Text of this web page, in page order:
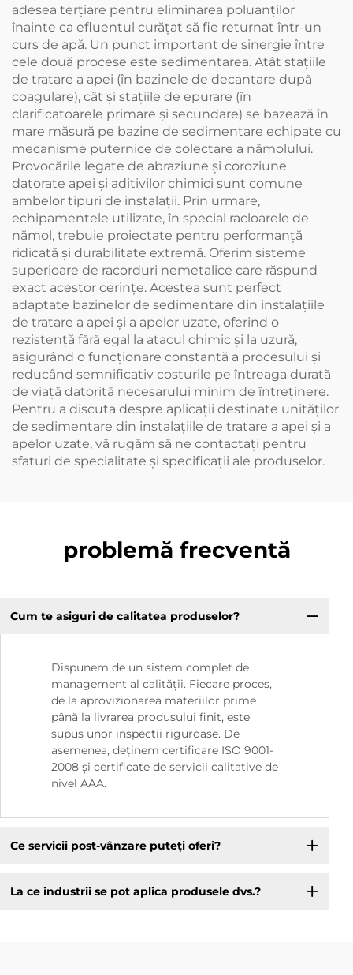
adesea terțiare pentru eliminarea poluanților
înainte ca efluentul curățat să fie returnat într-un
curs de apă. Un punct important de sinergie între
cele două procese este sedimentarea. Atât stațiile
de tratare a apei (în bazinele de decantare după
coagulare), cât și stațiile de epurare (în
clarificatoarele primare și secundare) se bazează în
mare măsură pe bazine de sedimentare echipate cu
mecanisme puternice de colectare a nămolului.
Provocările legate de abraziune și coroziune
datorate apei și aditivilor chimici sunt comune
ambelor tipuri de instalații. Prin urmare,
echipamentele utilizate, în special racloarele de
nămol, trebuie proiectate pentru performanță
ridicată și durabilitate extremă. Oferim sisteme
superioare de racorduri nemetalice care răspund
exact acestor cerințe. Acestea sunt perfect
adaptate bazinelor de sedimentare din instalațiile
de tratare a apei și a apelor uzate, oferind o
rezistență fără egal la atacul chimic și la uzură,
asigurând o funcționare constantă a procesului și
reducând semnificativ costurile pe întreaga durată
de viață datorită necesarului minim de întreținere.
Pentru a discuta despre aplicații destinate unităților
de sedimentare din instalațiile de tratare a apei și a
apelor uzate, vă rugăm să ne contactați pentru
sfaturi de specialitate și specificații ale produselor.
problemă frecventă
Cum te asiguri de calitatea produselor?
Dispunem de un sistem complet de
management al calității. Fiecare proces,
de la aprovizionarea materiilor prime
până la livrarea produsului finit, este
supus unor inspecții riguroase. De
asemenea, deținem certificare ISO 9001-
2008 și certificate de servicii calitative de
nivel AAA.
Ce servicii post-vânzare puteți oferi?
La ce industrii se pot aplica produsele dvs.?